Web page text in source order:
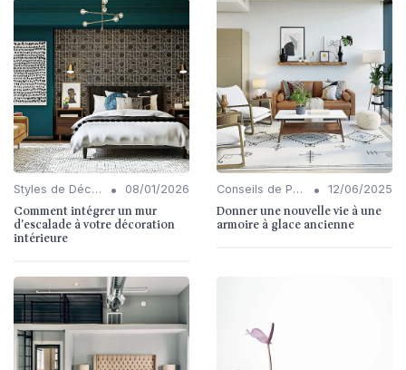
Styles de Décoration Intérieure • 08/01/2026
Comment intégrer un mur
d'escalade à votre décoration
intérieure
Conseils de Personnalisation • 12/06/2025
Donner une nouvelle vie à une
armoire à glace ancienne